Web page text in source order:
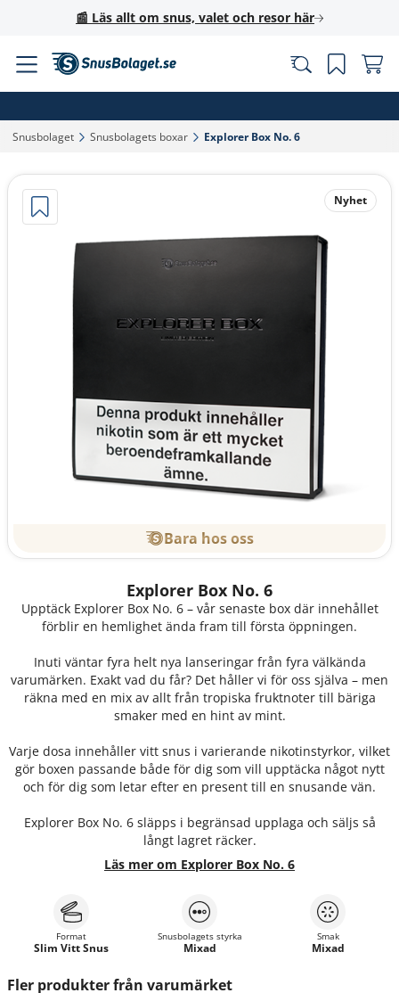
📰 Läs allt om snus, valet och resor här
Snusbolaget‎ Snusbolagets boxar‎ Explorer Box No. 6‎
Nyhet
Bara hos oss
Explorer Box No. 6
Upptäck Explorer Box No. 6 – vår senaste box där innehållet
förblir en hemlighet ända fram till första öppningen.
Inuti väntar fyra helt nya lanseringar från fyra välkända
varumärken. Exakt vad du får? Det håller vi för oss själva – men
räkna med en mix av allt från tropiska fruktnoter till bäriga
smaker med en hint av mint.
Varje dosa innehåller vitt snus i varierande nikotinstyrkor, vilket
gör boxen passande både för dig som vill upptäcka något nytt
och för dig som letar efter en present till en snusande vän.
Explorer Box No. 6 släpps i begränsad upplaga och säljs så
långt lagret räcker.
Läs mer om Explorer Box No. 6
Format
Slim Vitt Snus
Snusbolagets styrka
Mixad
Smak
Mixad
Fler produkter från varumärket